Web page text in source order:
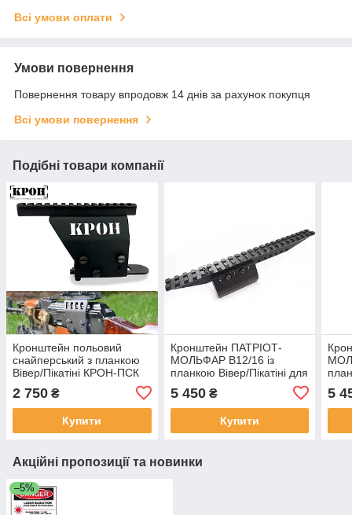
Всі умови оплати
Умови повернення
Повернення товару впродовж 14 днів за рахунок покупця
Всі умови повернення
Подібні товари компанії
Кронштейн польовий
снайперський з планкою
Вівер/Пікатіні КРОН-ПСК
2 750 ₴
Купити
Кронштейн ПАТРІОТ-
МОЛЬФАР В12/16 із
планкою Вівер/Пікатіні для
ТОЗ-34
5 450₴
Купити
ІЖ-
5
Акційні пропозиції та новинки
–5%